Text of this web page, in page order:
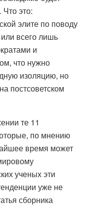
Что это:
элите по поводу
всего лишь
и
что нужно
изоляцию, но
постсоветском
те 11
по мнению
время может
ученых эти
уже не
сборника